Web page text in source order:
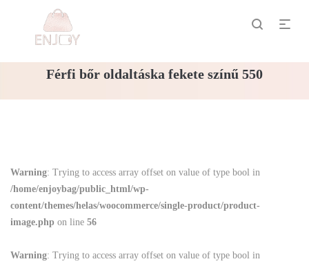
Férfi bőr oldaltáska fekete színű 550
Warning: Trying to access array offset on value of type bool in
/home/enjoybag/public_html/wp-
content/themes/helas/woocommerce/single-product/product-
image.php on line 56
Warning: Trying to access array offset on value of type bool in